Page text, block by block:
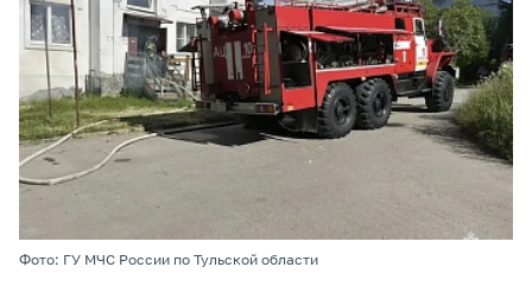
Фото: ГУ МЧС России по Тульской области